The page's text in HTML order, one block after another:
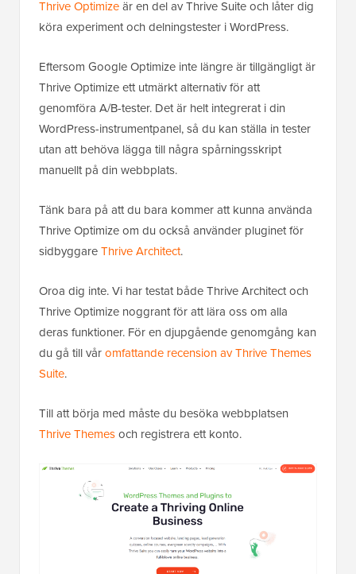
Thrive Optimizeär en del av Thrive Suite och låter dig
köra experiment och delningstester i WordPress.
Eftersom Google Optimize inte längre är tillgängligt är
Thrive Optimize ett utmärkt alternativ för att
genomföra A/B-tester. Det är helt integrerat i din
WordPress-instrumentpanel, så du kan ställa in tester
utan att behöva lägga till några spårningsskript
manuellt på din webbplats.
Tänk bara på att du bara kommer att kunna använda
Thrive Optimize om du också använder pluginet för
sidbyggareThrive Architect.
Oroa dig inte. Vi har testat både Thrive Architect och
Thrive Optimize noggrant för att lära oss om alla
deras funktioner. För en djupgående genomgång kan
du gå till våromfattande recension av Thrive Themes
Suite.
Till att börja med måste du besöka webbplatsen
Thrive Themesoch registrera ett konto.